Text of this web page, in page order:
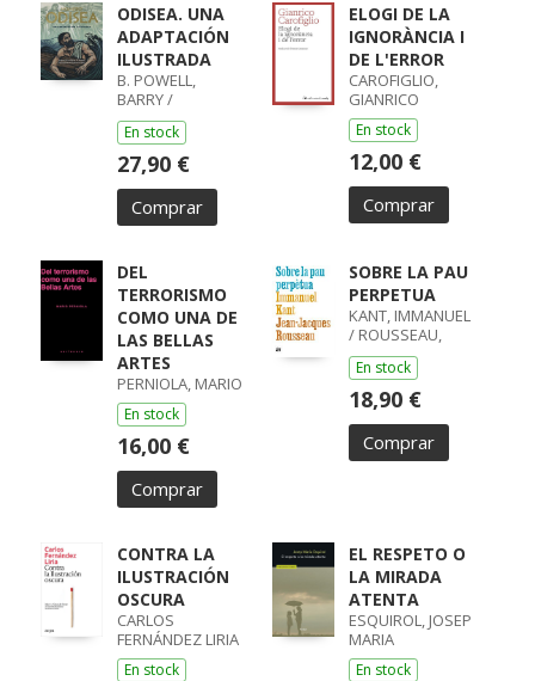
ODISEA. UNA
ADAPTACIÓN
ILUSTRADA
B. POWELL,
BARRY /
LISOWIEC,
JOANNA /
HOMERO,
HOMERO
En stock
27,90 €
Comprar
ELOGI DE LA
IGNORÀNCIA I
DE L'ERROR
CAROFIGLIO,
GIANRICO
En stock
12,00 €
Comprar
DEL
TERRORISMO
COMO UNA DE
LAS BELLAS
ARTES
PERNIOLA, MARIO
En stock
16,00 €
Comprar
SOBRE LA PAU
PERPETUA
KANT, IMMANUEL
/ ROUSSEAU,
JEAN-JACQUES
En stock
18,90 €
Comprar
CONTRA LA
ILUSTRACIÓN
OSCURA
CARLOS
FERNÁNDEZ LIRIA
En stock
EL RESPETO O
LA MIRADA
ATENTA
ESQUIROL, JOSEP
MARIA
En stock